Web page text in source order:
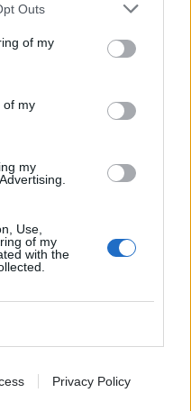
Outs
of my
of my
my
Use,
of my
with the
Privacy Policy
προσωπικούς
στυλ της, κάπου
Phoebe Bridgers
Sam Fender. έχει
στην Era’s Tour,
Girl In Red, Επίσης,
For Rising Star το 2021,
Thin κέρδισε το
Awards 2022.
Bedroom” του 2023
charts. Το δεύτερο
τον Απρίλιο.
θα είναι η πρώτη